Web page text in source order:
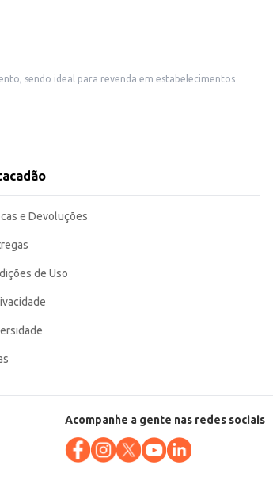
compacta e o peso
e Devoluções
de Uso
Acompanhe a gente nas redes sociais